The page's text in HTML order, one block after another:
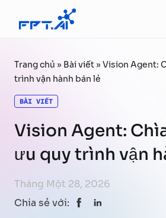
Chuyển đến phần nội dung
Trang chủ » Bài viết»Vision Agent:
trình vận hành bán lẻ
BÀI VIẾT
Vision Agent:
ưu quy trình vận
Tháng Một 28, 2026
Chia sẻ với: